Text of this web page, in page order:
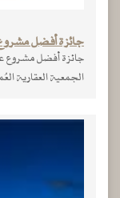
جائزة أفضل
جائزة أفضل مشروع
الجمعية العقارية